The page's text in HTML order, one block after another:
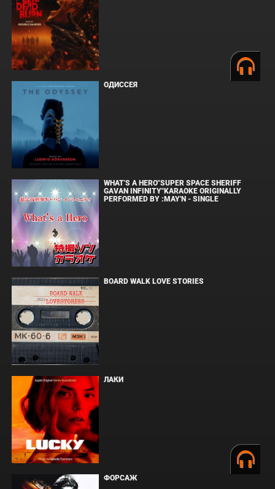
ОДИССЕЯ
WHAT'S A HERO"SUPER SPACE SHERIFF
GAVAN INFINITY"KARAOKE ORIGINALLY
PERFORMED BY :MAY'N - SINGLE
BOARD WALK LOVE STORIES
ЛАКИ
ФОРСАЖ